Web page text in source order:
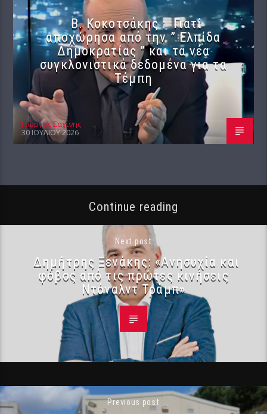
Β. Κοκοτσάκης : Γιατί
αποχώρησα από την ” Ελπίδα
Δημοκρατίας ” και τα νέα
συγκλονιστικά δεδομένα για τα
Τέμπη
Γιώργος Σαχίνης
30 ΙΟΥΛΊΟΥ 2026
Continue reading
Next post
Δημήτρης Ξενάκης: «Ανησυχία και
φόβος από τις πρώτες κινήσεις
Ντόναλντ Τράμπ»
Previous post